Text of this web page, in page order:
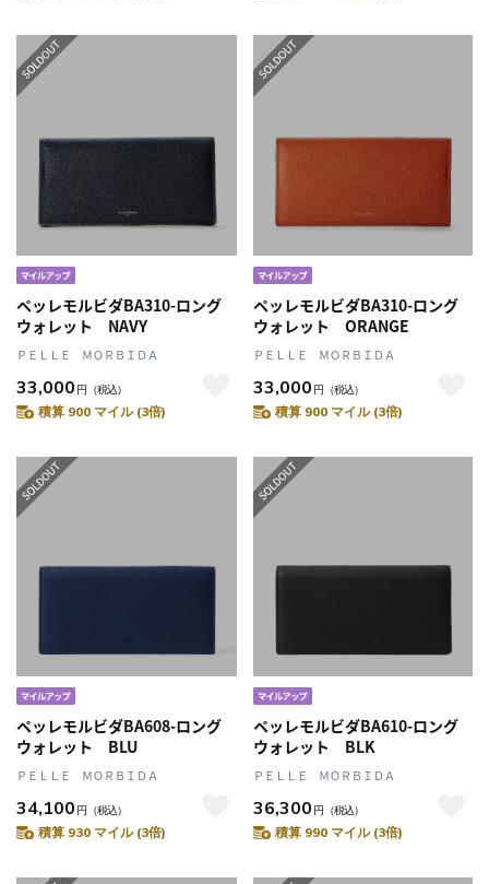
ペッレモルビダBA310-ロング
ウォレット NAVY
ＰＥＬＬＥ ＭＯＲＢＩＤＡ
33,000 円 （税込）
積算 900 マイル (3倍)
ペッレモルビダBA310-ロング
ウォレット ORANGE
ＰＥＬＬＥ ＭＯＲＢＩＤＡ
33,000 円 （税込）
積算 900 マイル (3倍)
ペッレモルビダBA608-ロング
ウォレット BLU
ＰＥＬＬＥ ＭＯＲＢＩＤＡ
34,100 円 （税込）
積算 930 マイル (3倍)
ペッレモルビダBA610-ロング
ウォレット BLK
ＰＥＬＬＥ ＭＯＲＢＩＤＡ
36,300 円 （税込）
積算 990 マイル (3倍)